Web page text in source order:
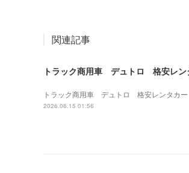
関連記事
トラック商用車 デュトロ 格安レ
トラック商用車 デュトロ 格安レンタカ
2026.06.15 01:56